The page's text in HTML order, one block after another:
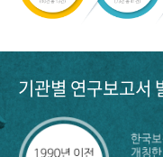
기관별 연구보고서